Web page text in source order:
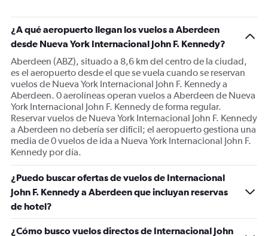
¿A qué aeropuerto llegan los vuelos a Aberdeen
desde Nueva York Internacional John F. Kennedy?
Aberdeen (ABZ), situado a 8,6 km del centro de la ciudad,
es el aeropuerto desde el que se vuela cuando se reservan
vuelos de Nueva York Internacional John F. Kennedy a
Aberdeen. 0 aerolíneas operan vuelos a Aberdeen de Nueva
York Internacional John F. Kennedy de forma regular.
Reservar vuelos de Nueva York Internacional John F. Kennedy
a Aberdeen no debería ser difícil; el aeropuerto gestiona una
media de 0 vuelos de ida a Nueva York Internacional John F.
Kennedy por día.
¿Puedo buscar ofertas de vuelos de Internacional
John F. Kennedy a Aberdeen que incluyan reservas
de hotel?
¿Cómo busco vuelos directos de Internacional John